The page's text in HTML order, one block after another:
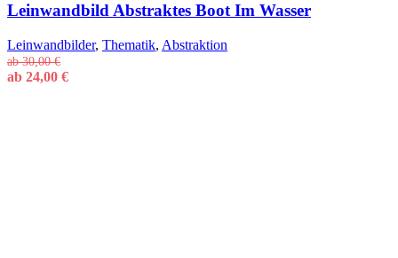
Leinwandbild Abstraktes Boot Im Wasser
Leinwandbilder, Thematik, Abstraktion
ab30,00€
ab 24,00 €